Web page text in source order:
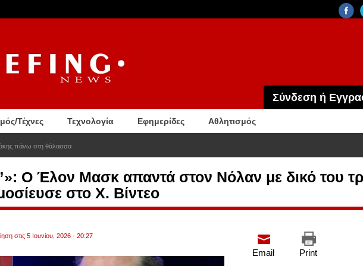
Σύνδεση ή
Τέχνες Τεχνολογία Εφημερίδες Αθλητισμός
πάνω στη θάλασσα
Ο Έλον Μασκ απαντά στον Νόλαν με δικό του
στο X. Βίντεο
στις 5 Ιουνίου, 2026 - 20:27
Print
Email